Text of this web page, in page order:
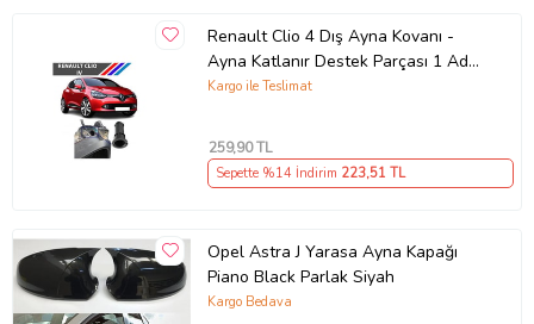
Renault Clio 4 Dış Ayna Kovanı -
Ayna Katlanır Destek Parçası 1 Adet
490307706 M3625
Kargo ile Teslimat
259,90 TL
Sepette %14 İndirim 223,51 TL
Opel Astra J Yarasa Ayna Kapağı
Piano Black Parlak Siyah
Kargo Bedava